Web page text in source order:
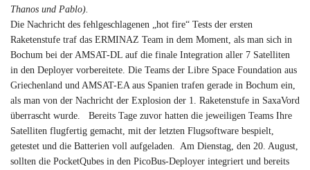
Thanos und Pablo).
Die Nachricht des fehlgeschlagenen „hot fire“ Tests der ersten
Raketenstufe traf das ERMINAZ Team in dem Moment, als man sich in
Bochum bei der AMSAT-DL auf die finale Integration aller 7 Satelliten
in den Deployer vorbereitete. Die Teams der Libre Space Foundation aus
Griechenland und AMSAT-EA aus Spanien trafen gerade in Bochum ein,
als man von der Nachricht der Explosion der 1. Raketenstufe in SaxaVord
überrascht wurde. Bereits Tage zuvor hatten die jeweiligen Teams Ihre
Satelliten flugfertig gemacht, mit der letzten Flugsoftware bespielt,
getestet und die Batterien voll aufgeladen. Am Dienstag, den 20. August,
sollten die PocketQubes in den PicoBus-Deployer integriert und bereits